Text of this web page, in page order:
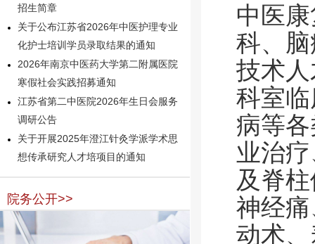
招生简章
关于公布江苏省2026年中医护理专业
化护士培训学员录取结果的通知
2026年南京中医药大学第二附属医院
寒假社会实践招募通知
江苏省第二中医院2026年生日会服务
调研公告
关于开展2025年澄江针灸学派学术思
想传承研究人才培项目的通知
院务公开>>
中医
科、
技术
科室
病等
业治
及脊
神经
动术